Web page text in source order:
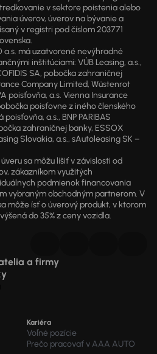
v sektore poistenia alebo
úverov, úverov na bývanie a
v registri pod číslom 203771
a.s. má uzatvorené nevýhradné
inštitúciami: VÚB Leasing, a.s.,
SA, pobočka zahraničnej
Company Limited, Wüstenrot
poisťovňa, a.s. Vienna Insurance
poisťovne z iného členského
a.s., BNP PARIBAS
zahraničnej banky, ESSOX
Slovakia, a.s., sAutoleasing SK –
sa môžu líšiť v závislosti od
zákazníkom využitých
podmienok financovania
vybraným obchodným partnerom. V
môže ísť o úverový produkt, v ktorom
do 35% z ceny vozidla.
a firmy
Kariéra
Voľné pozície
Prečo pracovať v AAA AUTO